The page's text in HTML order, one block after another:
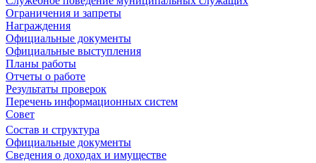
Ограничения и запреты
Награждения
Официальные документы
Официальные выступления
Планы работы
Отчеты о работе
Результаты проверок
Перечень информационных систем
Совет
Состав и структура
Официальные документы
Сведения о доходах и имуществе